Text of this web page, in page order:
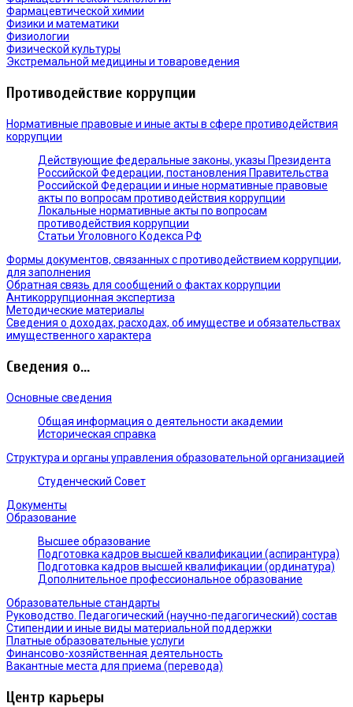
Фармацевтической химии
Физики и математики
Физиологии
Физической культуры
Экстремальной медицины и товароведения
Противодействие коррупции
Нормативные правовые и иные акты в сфере противодействия
коррупции
Действующие федеральные законы, указы Президента
Российской Федерации, постановления Правительства
Российской Федерации и иные нормативные правовые
акты по вопросам противодействия коррупции
Локальные нормативные акты по вопросам
противодействия коррупции
Статьи Уголовного Кодекса РФ
Формы документов, связанных с противодействием коррупции,
для заполнения
Обратная связь для сообщений о фактах коррупции
Антикоррупционная экспертиза
Методические материалы
Сведения о доходах, расходах, об имуществе и обязательствах
имущественного характера
Сведения о...
Основные сведения
Общая информация о деятельности академии
Историческая справка
Структура и органы управления образовательной организацией
Студенческий Совет
Документы
Образование
Высшее образование
Подготовка кадров высшей квалификации (аспирантура)
Подготовка кадров высшей квалификации (ординатура)
Дополнительное профессиональное образование
Образовательные стандарты
Руководство. Педагогический (научно-педагогический) состав
Стипендии и иные виды материальной поддержки
Платные образовательные услуги
Финансово-хозяйственная деятельность
Вакантные места для приема (перевода)
Центр карьеры